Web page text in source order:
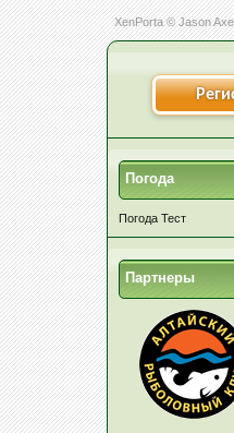
XenPorta© Jason
Погода
Погода Тест
Партнеры